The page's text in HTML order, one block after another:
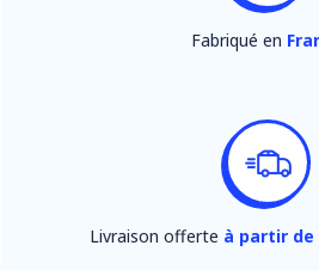
Fabriqué en
Livraison offerte à partir de